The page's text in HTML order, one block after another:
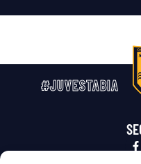
#JUVESTABIA